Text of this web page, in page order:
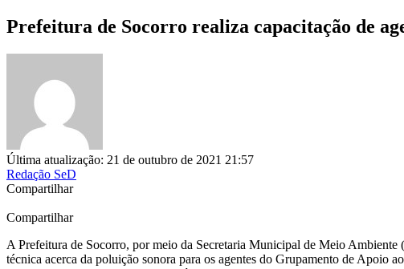
Prefeitura de Socorro realiza capacitação de
Última atualização: 21 de outubro de 2021 21:57
Redação SeD
Compartilhar
Compartilhar
A Prefeitura de Socorro, por meio da Secretaria Municipal de Meio
técnica acerca da poluição sonora para os agentes do Grupamento de Apoio